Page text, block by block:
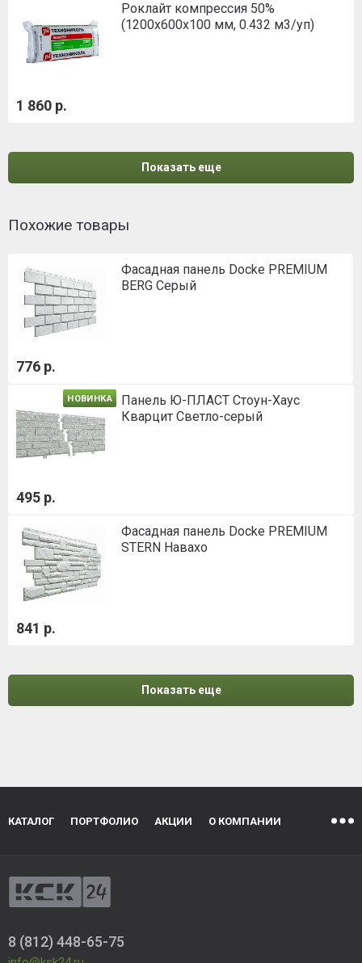
Роклайт компрессия 50%
(1200х600х100 мм, 0.432 м3/уп)
1 860 р.
Показать еще
Похожие товары
Фасадная панель Docke PREMIUM
BERG Серый
776 р.
НОВИНКА
Панель Ю-ПЛАСТ Стоун-Хаус
Кварцит Светло-серый
495 р.
Фасадная панель Docke PREMIUM
STERN Навахо
841 р.
Показать еще
КАТАЛОГ ПОРТФОЛИО АКЦИИ О КОМПАНИИ
8 (812) 448-65-75